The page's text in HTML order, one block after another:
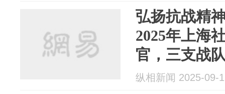
弘扬抗战精
2025年上海
官，三支战
纵相新闻 2025-09-